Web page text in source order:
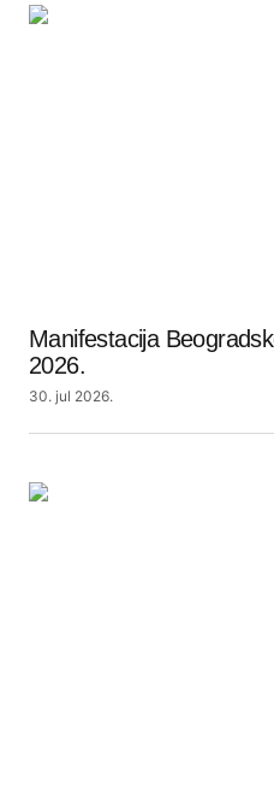
Manifestacija
2026.
30. jul 2026.